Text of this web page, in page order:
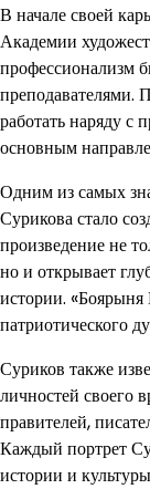
В начале своей
Академии
профессионализм
преподавателями.
работать наряду с
основным
Одним из самых
Сурикова стало
произведение не
но и открывает
истории.
патриотического
Суриков также
личностей своего
правителей,
Каждый портрет
истории и